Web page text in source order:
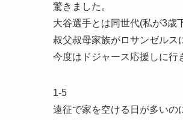
驚きました。
大谷選手とは同世代(私が3歳
叔父叔母家族がロサンゼルス
今度はドジャース応援しに行
1-5
遠征で家を空ける日が多いの